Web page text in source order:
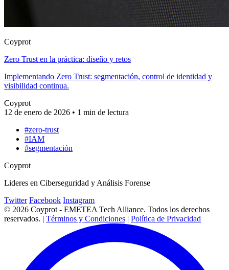
Coyprot
Zero Trust en la práctica: diseño y retos
Implementando Zero Trust: segmentación, control de identidad y
visibilidad continua.
Coyprot
12 de enero de 2026 • 1 min de lectura
#zero-trust
#IAM
#segmentación
Coyprot
Lideres en Ciberseguridad y Análisis Forense
Twitter Facebook Instagram
© 2026 Coyprot - EMETEA Tech Alliance. Todos los derechos
reservados. | Términos y Condiciones | Política de Privacidad